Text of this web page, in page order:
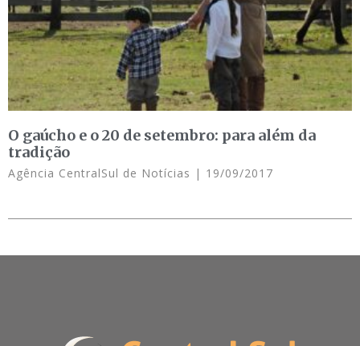
O gaúcho e o 20 de setembro: para além da
tradição
Agência CentralSul de Notícias 19/09/2017